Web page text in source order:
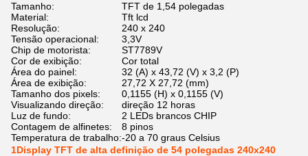
Tamanho:
TFT de 1,54 polegadas
Material:
Tft lcd
Resolução:
240 x 240
Tensão operacional:
3,3V
Chip de motorista:
ST7789V
Cor de exibição:
Cor total
Área do painel:
32 (A) x 43,72 (V) x 3,2 (P)
Área de exibição:
27,72 X 27,72 (mm)
Tamanho dos pixels:
0,1155 (H) x 0,1155 (V)
Visualizando direção:
direção 12 horas
Luz de fundo:
2 LEDs brancos CHIP
Contagem de alfinetes:
8 pinos
Temperatura de trabalho:-20 a 70 graus Celsius
1Display TFT de alta definição de 54 polegadas 240x240